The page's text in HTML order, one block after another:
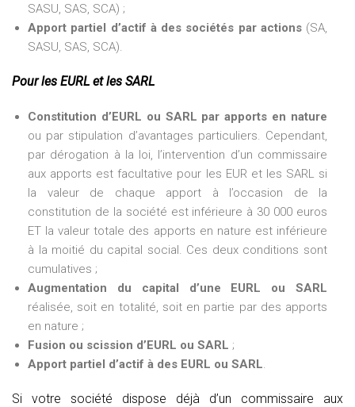
SASU, SAS, SCA) ;
Apport partiel d’actif à des sociétés par actions(SA,
SASU, SAS, SCA).
Pour les EURL et les SARL
Constitution d’EURL ou SARL par apports en nature
ou par stipulation d’avantages particuliers. Cependant,
par dérogation à la loi, l’intervention d’un commissaire
aux apports est facultative pour les EUR et les SARL si
la valeur de chaque apport à l’occasion de la
constitution de la société est inférieure à 30 000 euros
ET la valeur totale des apports en nature est inférieure
à la moitié du capital social. Ces deux conditions sont
cumulatives ;
Augmentation du capital d’une EURL ou SARL
réalisée, soit en totalité, soit en partie par des apports
en nature ;
Fusion ou scission d’EURL ou SARL ;
Apport partiel d’actif à des EURL ou SARL.
Si votre société dispose déjà d’un commissaire aux